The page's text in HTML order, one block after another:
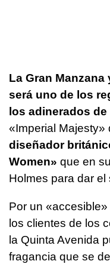
La Gran Manzana
será uno de los
los adinerados
«Imperial Majesty»
diseñador
Women» que en
Holmes para dar el
Por un
los clientes de los
la Quinta Avenida
fragancia que se